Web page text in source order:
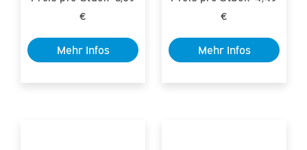
€
Mehr Infos
€
Mehr Infos